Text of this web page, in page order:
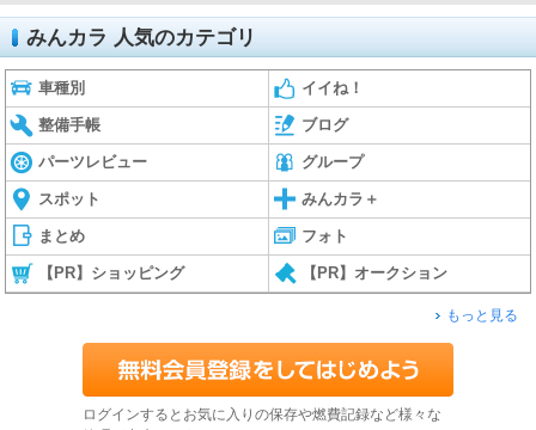
みんカラ 人気のカテゴリ
車種別 イイね！
整備手帳 ブログ
パーツレビュー グループ
スポット みんカラ＋
まとめ フォト
【PR】ショッピング 【PR】オークション
もっと見る
ログインするとお気に入りの保存や燃費記録など様々な